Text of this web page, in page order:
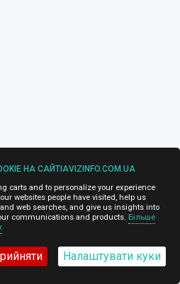
НА САЙТІAVIZINFO.COM.UA
carts and to personalize your experience
websites people have visited, help us
web searches, and give us insights into
communications and products. Більше
Налаштувати куки